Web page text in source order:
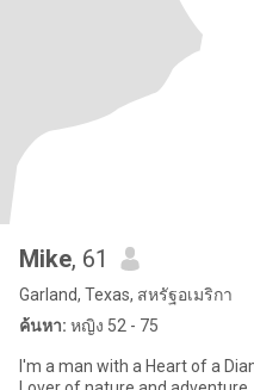
Mike, 61
Garland, Texas, สหรัฐอเมริกา
ค้นหา: หญิง 52 - 75
I'm a man with a Heart of a